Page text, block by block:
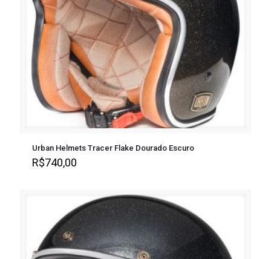
Urban Helmets Tracer Flake Dourado Escuro
R$740,00